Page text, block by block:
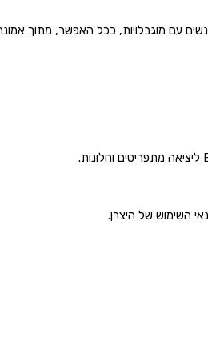
עם מוגבלויות, ככל האפשר, מתוך